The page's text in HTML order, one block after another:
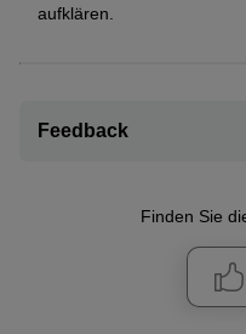
aufklären.
Feedback
Finden Sie